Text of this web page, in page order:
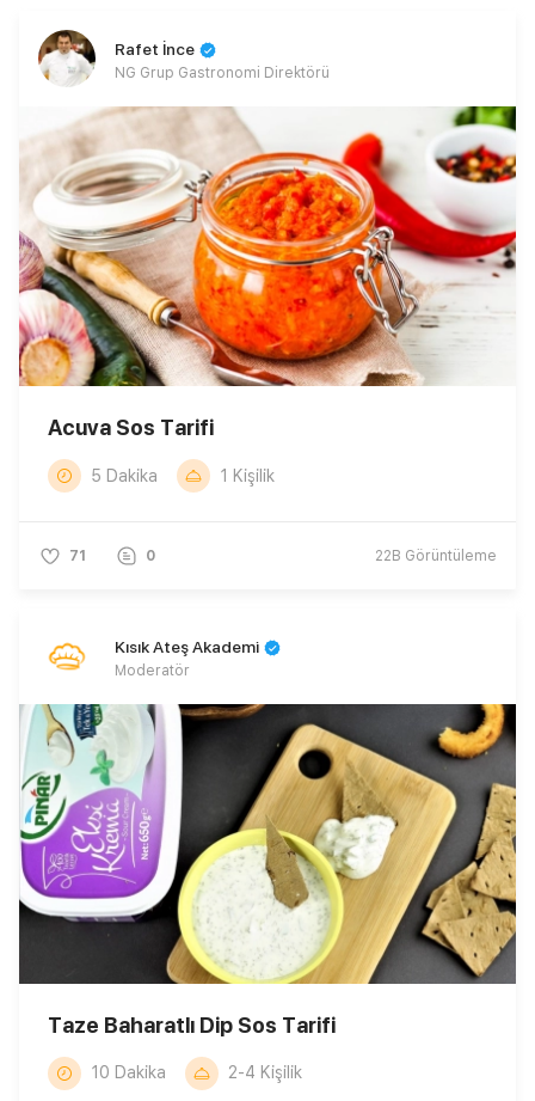
Rafet İnce
NG Grup Gastronomi Direktörü
Acuva Sos Tarifi
5 Dakika 1 Kişilik
71 0 22B Görüntüleme
Kısık Ateş Akademi
Moderatör
Taze Baharatlı Dip Sos Tarifi
10 Dakika 2-4 Kişilik